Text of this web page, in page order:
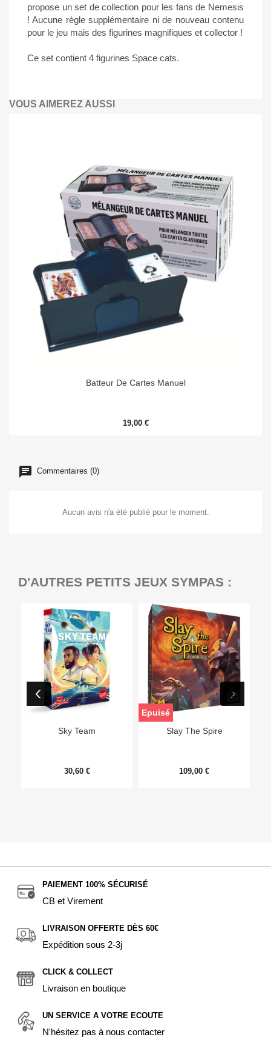
propose un set de collection pour les fans de Nemesis
! Aucune règle supplémentaire ni de nouveau contenu
pour le jeu mais des figurines magnifiques et collector !
Ce set contient 4 figurines Space cats.
VOUS AIMEREZ AUSSI
Batteur De Cartes Manuel
19,00 €
Commentaires (0)
Aucun avis n'a été publié pour le moment.
D'AUTRES PETITS JEUX SYMPAS :
Sky Team
30,60 €
Slay The Spire
109,00 €
Epuisé
PAIEMENT 100% SÉCURISÉ
CB et Virement
LIVRAISON OFFERTE DÈS 60€
Expédition sous 2-3j
CLICK & COLLECT
Livraison en boutique
UN SERVICE A VOTRE ECOUTE
N'hésitez pas à nous contacter